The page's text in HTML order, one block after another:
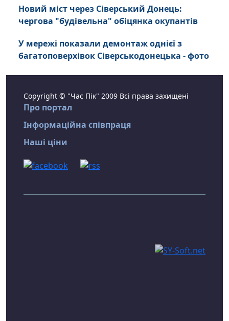
Новий міст через Сіверський Донець:
чергова "будівельна" обіцянка окупантів
У мережі показали демонтаж однієї з
багатоповерхівок Сіверськодонецька - фото
Copyright © "Час Пік" 2009 Всі права захищені
Про портал
Інформаційна співпраця
Наші ціни